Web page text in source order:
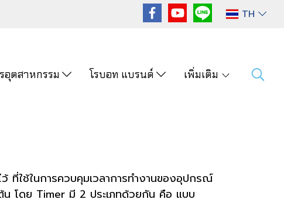
TH
อุตสาหกรรม โรบอท แบรนด์ เพิ่มเติม
ที่ใช้ในการควบคุมเวลาการทำงานของอุปกรณ์
น โดย Timer มี 2 ประเภทด้วยกัน คือ แบบ